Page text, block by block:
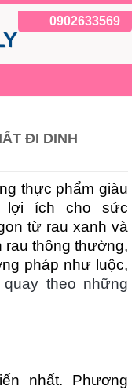
0902633569
ĐI DINH
thực phẩm giàu
lợi ích cho sức
từ rau xanh và
rau thông thường,
pháp như luộc,
quay theo những
nhất. Phương